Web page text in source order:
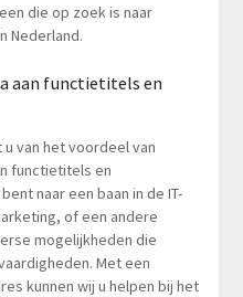
die op zoek is naar
Nederland.
aan functietitels en
van het voordeel van
functietitels en
naar een baan in de IT-
of een andere
mogelijkheden die
Met een
kunnen wij u helpen bij het